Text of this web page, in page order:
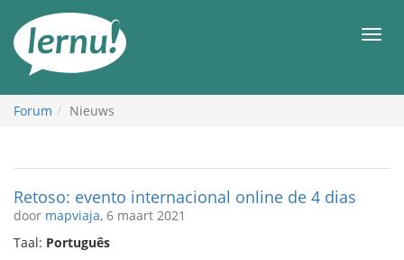
inhoud
Forum Nieuws
Retoso: evento internacional online de 4 dias
door mapviaja, 6 maart 2021
Taal: Português